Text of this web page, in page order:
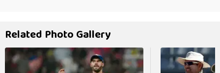
Related Photo Gallery